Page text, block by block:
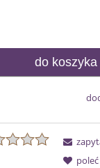
do koszyka